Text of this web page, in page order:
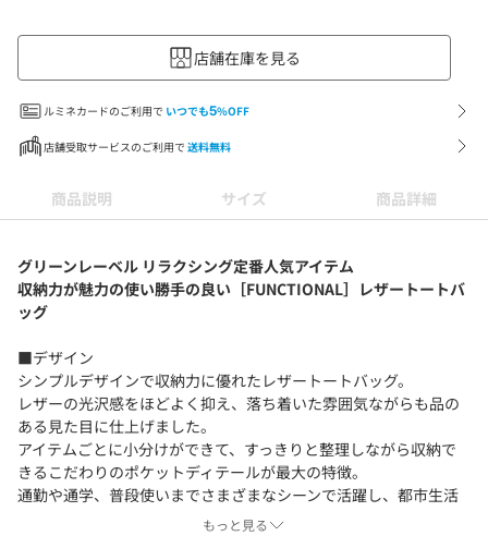
店舗在庫を見る
ルミネカードのご利用で いつでも5%OFF
店舗受取サービスのご利用で 送料無料
商品説明 サイズ 商品詳細
グリーンレーベル リラクシング定番人気アイテム
収納力が魅力の使い勝手の良い［FUNCTIONAL］レザートートバ
ッグ
■デザイン
シンプルデザインで収納力に優れたレザートートバッグ。
レザーの光沢感をほどよく抑え、落ち着いた雰囲気ながらも品の
ある見た目に仕上げました。
アイテムごとに小分けができて、すっきりと整理しながら収納で
きるこだわりのポケットディテールが最大の特徴。
通勤や通学、普段使いまでさまざまなシーンで活躍し、都市生活
に必要なツールがバッグ一つに収まります。
もっと見る